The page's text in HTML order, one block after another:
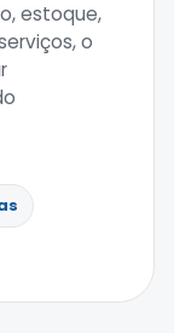
estoque,
o